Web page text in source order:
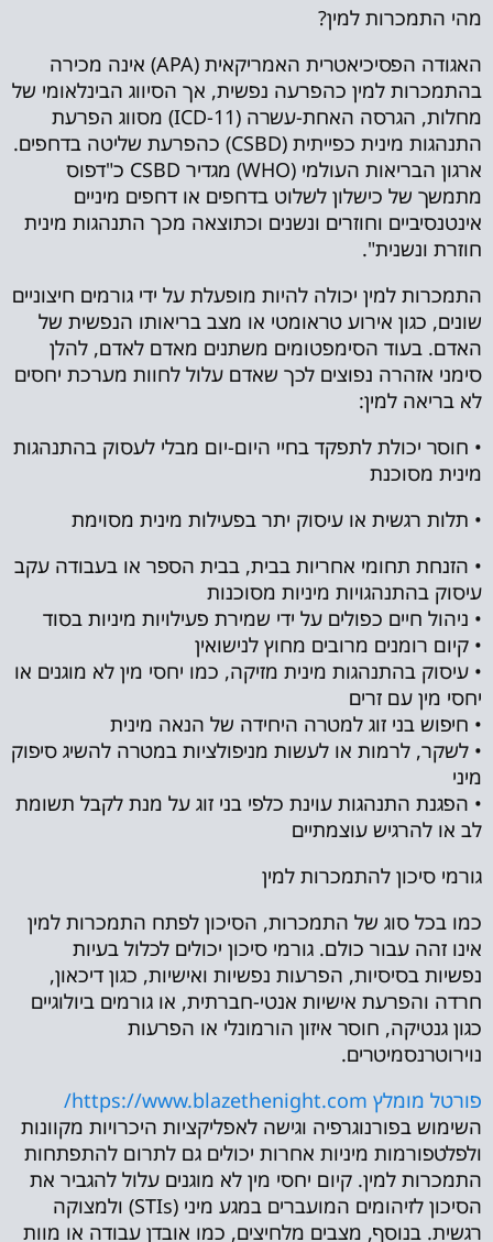
מהי התמכרות למין?
האגודה הפסיכיאטרית האמריקאית (APA) אינה מכירה
בהתמכרות למין כהפרעה נפשית, אך הסיווג הבינלאומי של
מחלות, הגרסה האחת-עשרה (ICD-11) מסווג הפרעת
התנהגות מינית כפייתית (CSBD) כהפרעת שליטה בדחפים.
ארגון הבריאות העולמי (WHO) מגדיר CSBD כ"דפוס
מתמשך של כישלון לשלוט בדחפים או דחפים מיניים
אינטנסיביים וחוזרים ונשנים וכתוצאה מכך התנהגות מינית
חוזרת ונשנית".
התמכרות למין יכולה להיות מופעלת על ידי גורמים חיצוניים
שונים, כגון אירוע טראומטי או מצב בריאותו הנפשית של
האדם. בעוד הסימפטומים משתנים מאדם לאדם, להלן
סימני אזהרה נפוצים לכך שאדם עלול לחוות מערכת יחסים
לא בריאה למין:
• חוסר יכולת לתפקד בחיי היום-יום מבלי לעסוק בהתנהגות
מינית מסוכנת
• תלות רגשית או עיסוק יתר בפעילות מינית מסוימת
• הזנחת תחומי אחריות בבית, בבית הספר או בעבודה עקב
עיסוק בהתנהגויות מיניות מסוכנות
• ניהול חיים כפולים על ידי שמירת פעילויות מיניות בסוד
• קיום רומנים מרובים מחוץ לנישואין
• עיסוק בהתנהגות מינית מזיקה, כמו יחסי מין לא מוגנים או
יחסי מין עם זרים
• חיפוש בני זוג למטרה היחידה של הנאה מינית
• לשקר, לרמות או לעשות מניפולציות במטרה להשיג סיפוק
מיני
• הפגנת התנהגות עוינת כלפי בני זוג על מנת לקבל תשומת
לב או להרגיש עוצמתיים
גורמי סיכון להתמכרות למין
כמו בכל סוג של התמכרות, הסיכון לפתח התמכרות למין
אינו זהה עבור כולם. גורמי סיכון יכולים לכלול בעיות
נפשיות בסיסיות, הפרעות נפשיות ואישיות, כגון דיכאון,
חרדה והפרעת אישיות אנטי-חברתית, או גורמים ביולוגיים
כגון גנטיקה, חוסר איזון הורמונלי או הפרעות
נוירוטרנסמיטרים.
פורטל מומלץ https://www.blazethenight.com/
השימוש בפורנוגרפיה וגישה לאפליקציות היכרויות מקוונות
ולפלטפורמות מיניות אחרות יכולים גם לתרום להתפתחות
התמכרות למין. קיום יחסי מין לא מוגנים עלול להגביר את
הסיכון לזיהומים המועברים במגע מיני (STIs) ולמצוקה
רגשית. בנוסף, מצבים מלחיצים, כמו אובדן עבודה או מוות